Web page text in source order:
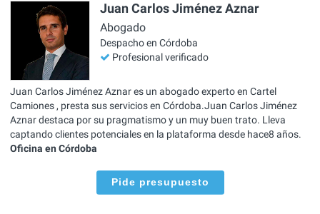
Juan Carlos Jiménez Aznar
Abogado
Despacho en Córdoba
Profesional verificado
Juan Carlos Jiménez Aznar es un abogado experto en Cartel
Camiones , presta sus servicios en Córdoba.Juan Carlos Jiménez
Aznar destaca por su pragmatismo y un muy buen trato. Lleva
captando clientes potenciales en la plataforma desde hace8 años.
Oficina en Córdoba
Pide presupuesto